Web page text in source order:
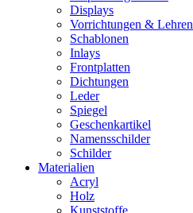
Displays
Vorrichtungen & Lehren
Schablonen
Inlays
Frontplatten
Dichtungen
Leder
Spiegel
Geschenkartikel
Namensschilder
Schilder
Materialien
Acryl
Holz
Kunststoffe